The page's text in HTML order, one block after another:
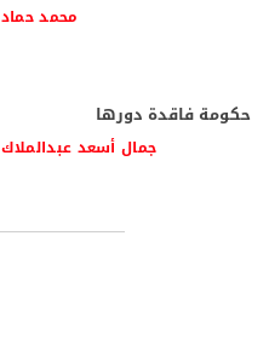
محمد حماد
حكومة فاقدة دورها
جمال أسعد عبدالملاك